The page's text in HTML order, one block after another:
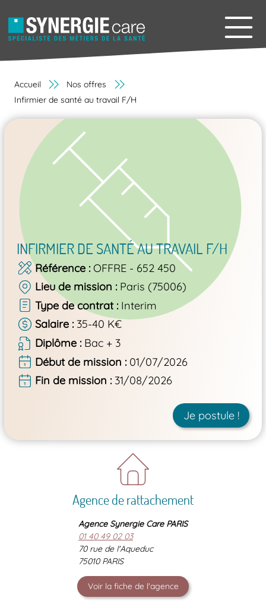
Accueil
Nos offres
Infirmier de santé au travail F/H
INFIRMIER DE SANTÉ AU TRAVAIL F/H
Référence OFFRE - 652 450
Lieu de mission
Paris (75006)
Type de contrat
Interim
Salaire
35-40 K€
Diplôme
Bac + 3
Début de mission
01/07/2026
Fin de mission
31/08/2026
Je postule !
Agence de rattachement
Agence Synergie Care PARIS
01 40 49 02 03
70 rue de l'Aqueduc
75010 PARIS
Voir la fiche de l'agence